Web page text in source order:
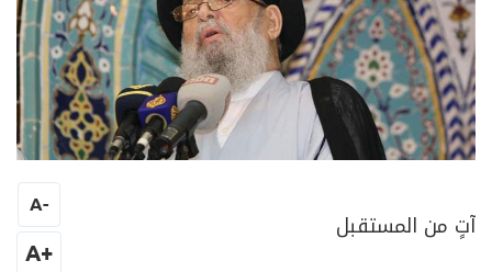
آتٍ من المستقبل
-
A
+A